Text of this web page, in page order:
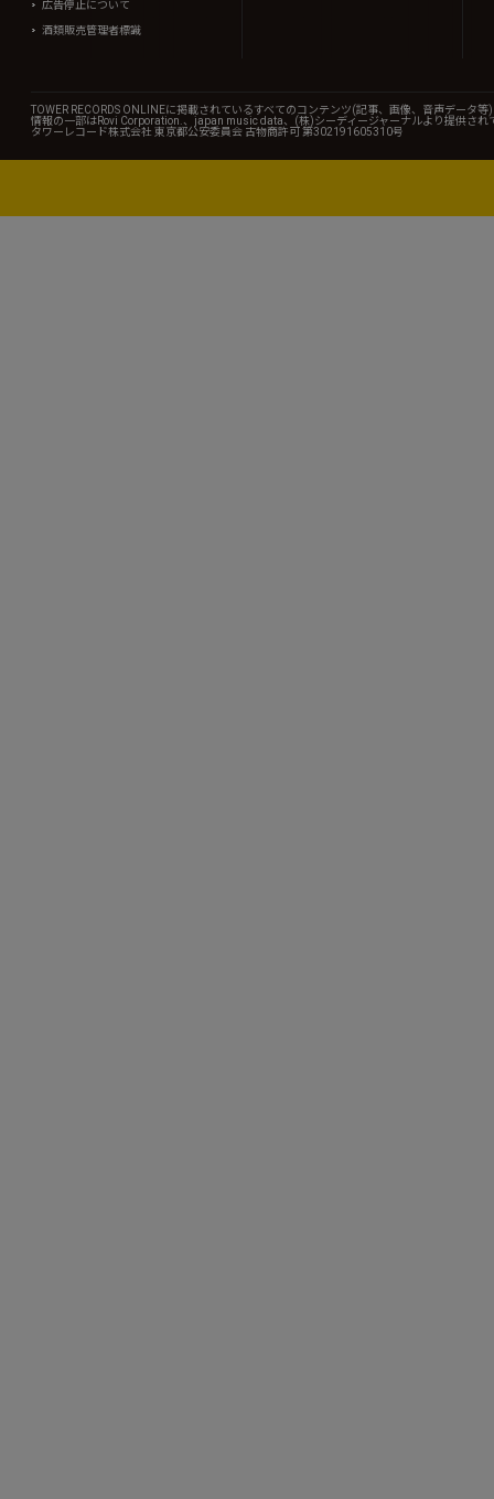
広告停止について
酒類販売管理者標識
TOWER RECORDS ONLINEに掲載されているすべてのコンテンツ(記事、画像、音声デー
情報の一部はRovi Corporation.、japan music data、(株)シーディージャーナルより提供され
タワーレコード株式会社 東京都公安委員会 古物商許可 第302191605310号